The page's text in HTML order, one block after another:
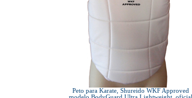
Peto para Karate, Shureido WKF Approved